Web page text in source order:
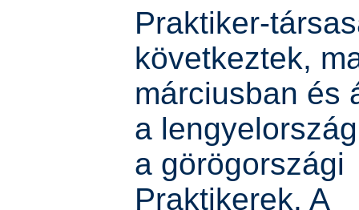
Praktiker-
következtek,
márciusban és
a
a görögországi
Praktikerek. A